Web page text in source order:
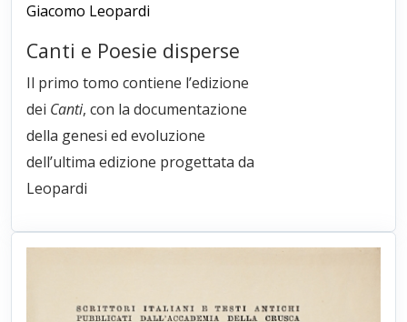
Giacomo Leopardi
Canti e Poesie disperse
Il primo tomo contiene l’edizione
dei Canti, con la documentazione
della genesi ed evoluzione
dell’ultima edizione progettata da
Leopardi